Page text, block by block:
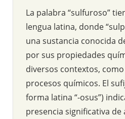
La palabra “sulfuroso”
lengua latina, donde
una sustancia conocida
por sus propiedades
diversos contextos,
procesos químicos. El
forma latina “-osus”)
presencia significativa de